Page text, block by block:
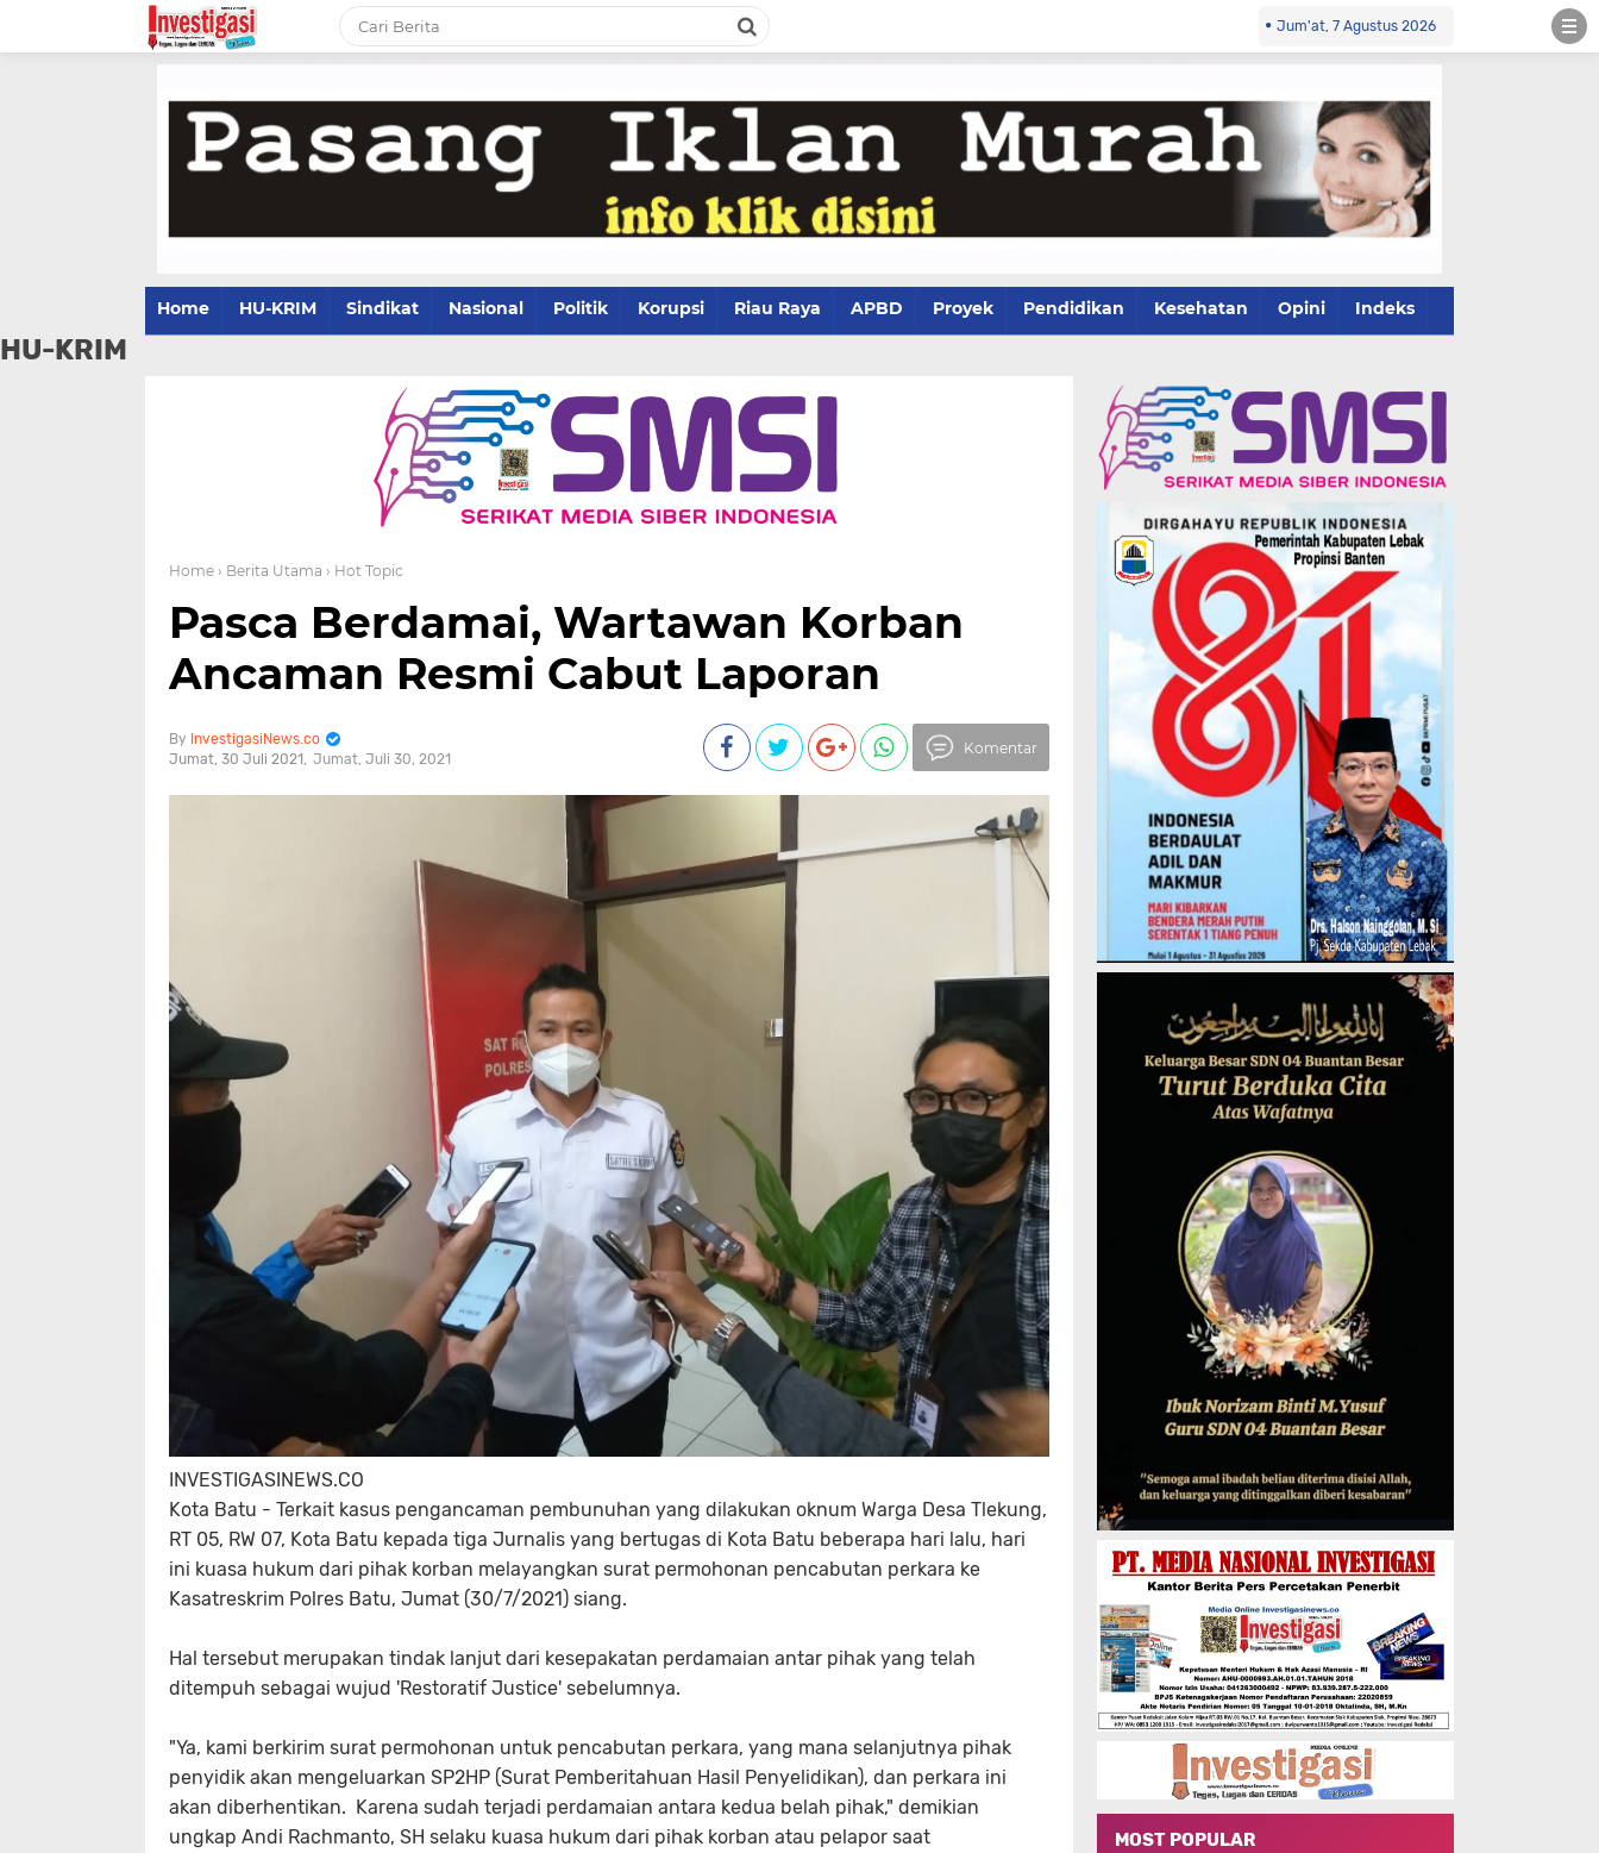
Jum'at, 7 Agustus 2026
Home HU-KRIM Sindikat Nasional Politik Korupsi Riau Raya APBD Proyek Pendidikan Kesehatan Opini Indeks
HU-KRIM
Home › Berita Utama › Hot Topic
Pasca Berdamai, Wartawan Korban
Ancaman Resmi Cabut Laporan
InvestigasiNews.co
Jumat, 30 Juli 2021
Jumat, Juli 30, 2021
Komentar
INVESTIGASINEWS.CO
Kota Batu - Terkait kasus pengancaman pembunuhan yang dilakukan oknum Warga Desa Tlekung,
RT 05, RW 07, Kota Batu kepada tiga Jurnalis yang bertugas di Kota Batu beberapa hari lalu, hari
ini kuasa hukum dari pihak korban melayangkan surat permohonan pencabutan perkara ke
Kasatreskrim Polres Batu, Jumat (30/7/2021) siang.
Hal tersebut merupakan tindak lanjut dari kesepakatan perdamaian antar pihak yang telah
ditempuh sebagai wujud 'Restoratif Justice' sebelumnya.
"Ya, kami berkirim surat permohonan untuk pencabutan perkara, yang mana selanjutnya pihak
penyidik akan mengeluarkan SP2HP (Surat Pemberitahuan Hasil Penyelidikan), dan perkara ini
akan diberhentikan. Karena sudah terjadi perdamaian antara kedua belah pihak," demikian
ungkap Andi Rachmanto, SH selaku kuasa hukum dari pihak korban atau pelapor saat
MOST POPULAR